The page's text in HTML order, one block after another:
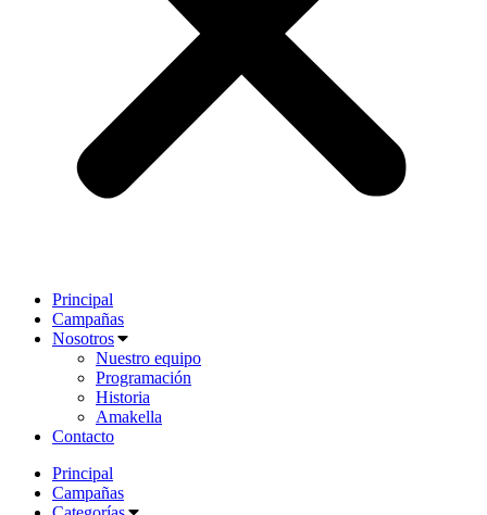
Principal
Campañas
Nosotros
Nuestro equipo
Programación
Historia
Amakella
Contacto
Principal
Campañas